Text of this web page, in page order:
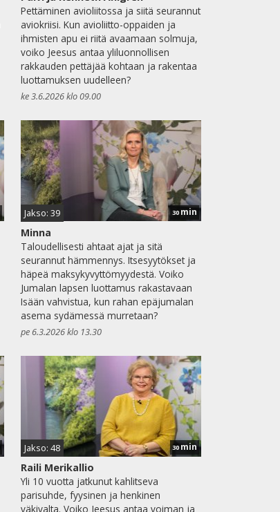
Pettäminen avioliitossa ja siitä seurannut
aviokriisi. Kun avioliitto-oppaiden ja
ihmisten apu ei riitä avaamaan solmuja,
voiko Jeesus antaa yliluonnollisen
rakkauden pettäjää kohtaan ja rakentaa
luottamuksen uudelleen?
ke 3.6.2026 klo 09.00
Jakso: 39 30 min
Minna
Taloudellisesti ahtaat ajat ja sitä
seurannut hämmennys. Itsesyytökset ja
häpeä maksykyvyttömyydestä. Voiko
Jumalan lapsen luottamus rakastavaan
Isään vahvistua, kun rahan epäjumalan
asema sydämessä murretaan?
pe 6.3.2026 klo 13.30
Jakso: 48 30 min
Raili Merikallio
Yli 10 vuotta jatkunut kahlitseva
parisuhde, fyysinen ja henkinen
väkivalta. Voiko Jeesus antaa voiman ja